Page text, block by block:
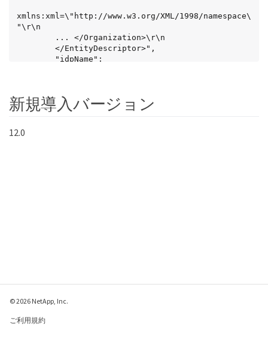
xmlns:xml=\"http://www.w3.org/XML/1998/namespace\
"\r\n
        MIID...SlBHi\n
        -----END CERTIFICATE-----\n",
"https://10.193.100.100/auth/ui/saml2"
新規導入バージョン
12.0
© 2026 NetApp, Inc.
ご利用規約